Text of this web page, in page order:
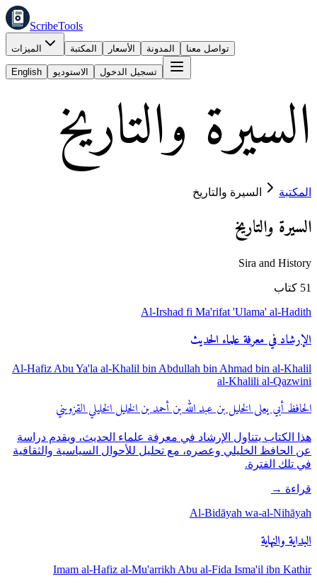
ScribeTools
الميزات المكتبة الأسعار المدونة تواصل معنا
English الاستوديو تسجيل الدخول
السيرة والتاريخ
المكتبة السيرة والتاريخ
السيرة والتاريخ
Sira and History
51 كتاب
Al-Irshad fi Ma'rifat 'Ulama' al-Hadith
الإرشاد في معرفة علماء الحديث
Al-Hafiz Abu Ya'la al-Khalil bin Abdullah bin Ahmad bin al-Khalil
al-Khalili al-Qazwini
الحافظ أبي يعلى الخليل بن عبد الله بن أحمد بن الخليل الخليلي القزويني
هذا الكتاب يتناول الإرشاد في معرفة علماء الحديث، ويقدم دراسة
عن الحافظ الخليلي وعصره، مع تحليل للأحوال السياسية والثقافية
في تلك الفترة.
قراءة →
Al-Bidāyah wa-al-Nihāyah
البداية والنهاية
Imam al-Hafiz al-Mu'arrikh Abu al-Fida Isma'il ibn Kathir